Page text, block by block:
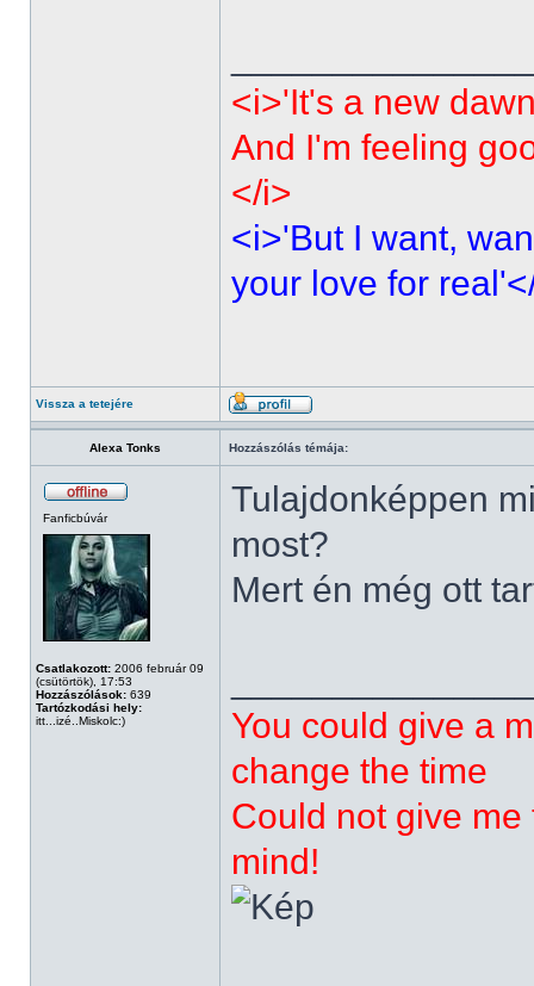
<i>'It's a new
And I'm feeling
</i>
<i>'But I want,
your love for
Vissza a tetejére
Alexa Tonks Hozzászólás témája:
Fanficbúvár
Csatlakozott: 2006 február 09
(csütörtök), 17:53
Hozzászólások: 639
Tartózkodási hely:
itt...izé..Miskolc:)
Tulajdonképpen
most?
Mert én még ott
You could give a
change the time
Could not give
mind!